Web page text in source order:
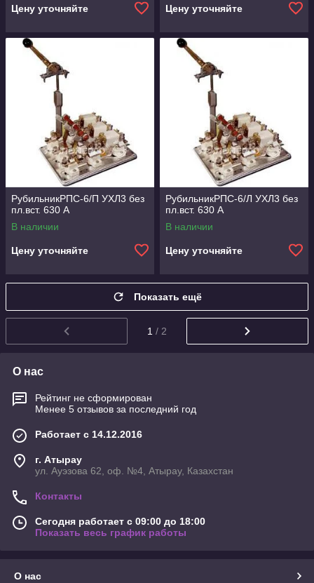
Цену уточняйте Цену уточняйте
РубильникРПС-6/П УХЛ3 без
пл.вст. 630 А
В наличии
Цену уточняйте
РубильникРПС-6/Л УХЛ3 без
пл.вст. 630 А
В наличии
Цену уточняйте
Показать ещё
1 / 2
О нас
Рейтинг не сформирован
Менее 5 отзывов за последний год
Работает с 14.12.2016
г. Атырау
ул. Ауэзова 62, оф. №4, Атырау, Казахстан
Контакты
Сегодня работает с 09:00 до 18:00
Показать весь график работы
О нас